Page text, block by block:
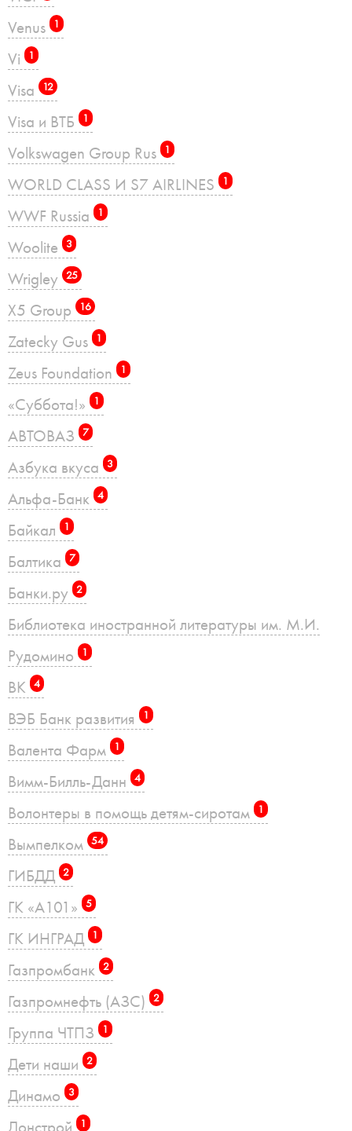
Venus 1
Vi 1
Visa 12
Visa и ВТБ 1
Volkswagen Group Rus 1
WORLD CLASS И S7 AIRLINES 1
WWF Russia 1
Woolite 3
Wrigley 25
X5 Group 16
Zatecky Gus 1
Zeus Foundation 1
«Суббота!» 1
АВТОВАЗ 7
Азбука вкуса 3
Альфа-Банк 4
Байкал 1
Балтика 7
Банки.ру 2
Библиотека иностранной литературы им. М.И.
Рудомино
1
ВК 4
ВЭБ Банк развития 1
Валента Фарм 1
Вимм-Билль-Данн 4
Волонтеры в помощь детям-сиротам 1
Вымпелком 54
ГИБДД 2
ГК «А101» 5
ГК ИНГРАД 1
Газпромбанк 2
Газпромнефть (АЗС) 2
Группа ЧТПЗ 1
Дети наши 2
Динамо 3
Донстрой 1